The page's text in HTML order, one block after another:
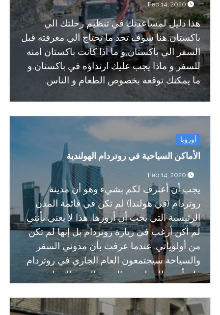
Feb 14, 2020
هذا دليل لمساعدتك في تنظيم رحلتك الي
باكستان,هنا سوف تجد ما تحتاج الي معرفته قبل
السفر الي باكستان,و ما اذا كانت باكستان امنه
للسفر,و ماذا يجب عليك ارتداؤه في باكستان,و
ما يمكنك توقعه بخصوص الطعام و الناس.
أوروبا
الأماكن السياحية في روتردام الهولندية
Feb 14, 2020
يجب أن أعترف لكم بشيء وهو أن مدينة
روتردام (في هولندا) لم تكن في قائمة المدن
الرئيسية التي يجب أن أزورها. هذا لا يعني بأنني
لم أكن أرغب في زيارة روتردام بل إنها لم تكن
من أولوياتي. عندما عرفت بأن مدوني السفر
والسياحة سيجتمعون العام الجاري في روتردام
فلم أتردد للحظة في التوجه إلى هناك وانضم
حيث كنا منهمكين في الاجتماع لمدة يومين